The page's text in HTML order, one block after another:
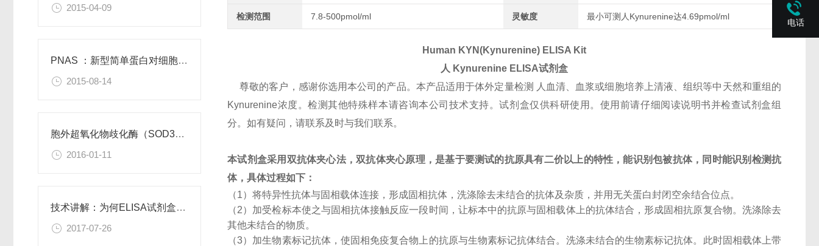
2015-04-09
PNAS ：新型简单蛋白对细胞功能有积极作用
2015-08-14
胞外超氧化物歧化酶（SOD3）重组蛋白
2016-01-11
技术讲解：为何ELISA试剂盒OD值不正常
2017-07-26
检测范围 7.8-500pmol/ml 灵敏度 最小可测人Kynurenine达4.69pmol/ml
Human KYN(Kynurenine) ELISA Kit
人 Kynurenine ELISA试剂盒
尊敬的客户，感谢你选用本公司的产品。本产品适用于体外定量检测 人血清、血浆或细胞培养上清液、组织等中天然和重组的
Kynurenine浓度。检测其他特殊样本请咨询本公司技术支持。试剂盒仅供科研使用。使用前请仔细阅读说明书并检查试剂盒组
分。如有疑问，请联系及时与我们联系。
本试剂盒采用双抗体夹心法，双抗体夹心原理，是基于要测试的抗原具有二价以上的特性，能识别包被抗体，同时能识别检测抗
体，具体过程如下：
（1）将特异性抗体与固相载体连接，形成固相抗体，洗涤除去未结合的抗体及杂质，并用无关蛋白封闭空余结合位点。
（2）加受检标本使之与固相抗体接触反应一段时间，让标本中的抗原与固相载体上的抗体结合，形成固相抗原复合物。洗涤除去
其他未结合的物质。
（3）加生物素标记抗体，使固相免疫复合物上的抗原与生物素标记抗体结合。洗涤未结合的生物素标记抗体。此时固相载体上带
电话